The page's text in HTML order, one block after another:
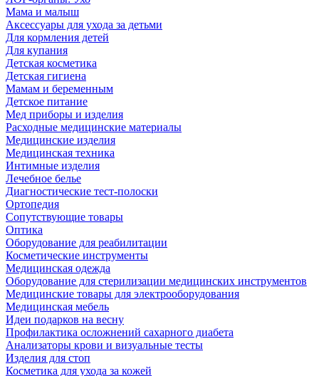
Мама и малыш
Аксессуары для ухода за детьми
Для кормления детей
Для купания
Детская косметика
Детская гигиена
Мамам и беременным
Детское питание
Мед приборы и изделия
Расходные медицинские материалы
Медицинские изделия
Медицинская техника
Интимные изделия
Лечебное белье
Диагностические тест-полоски
Ортопедия
Сопутствующие товары
Оптика
Оборудование для реабилитации
Косметические инструменты
Медицинская одежда
Оборудование для стерилизации медицинских инструментов
Медицинские товары для электрооборудования
Медицинская мебель
Идеи подарков на весну
Профилактика осложнений сахарного диабета
Анализаторы крови и визуальные тесты
Изделия для стоп
Косметика для ухода за кожей